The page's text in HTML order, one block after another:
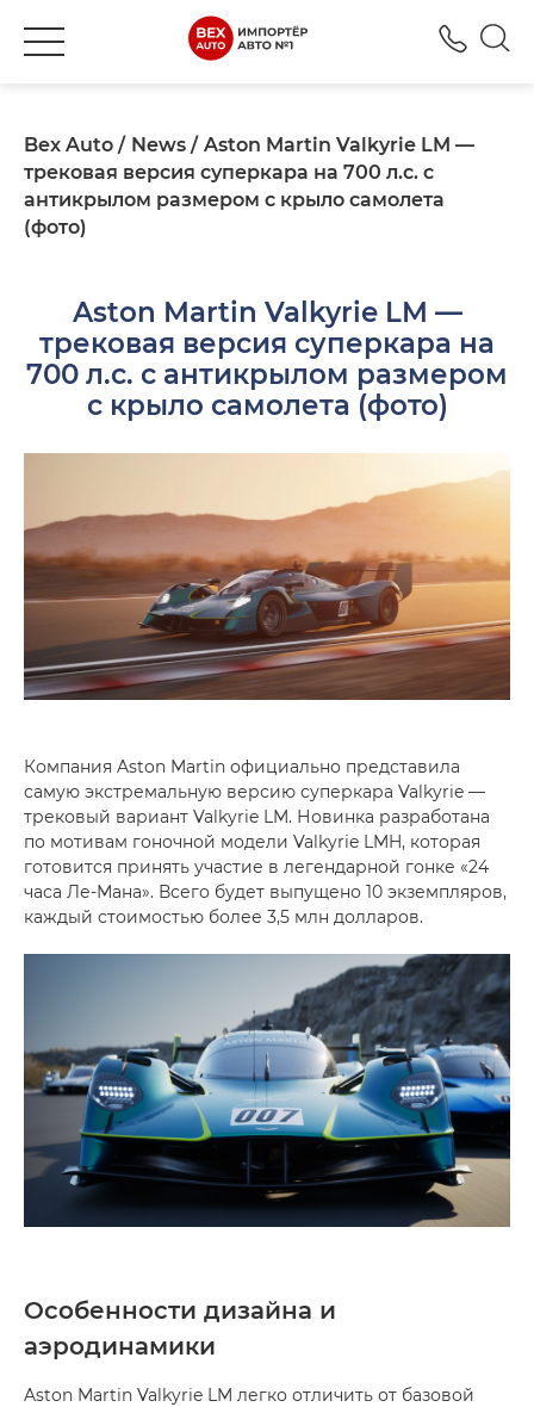
Bex Auto News
Aston Martin Valkyrie LM —
трековая версия суперкара на 700 л.с. с
антикрылом размером с крыло самолета
(фото)
Aston Martin Valkyrie LM —
трековая версия суперкара на
700 л.с. с антикрылом размером
с крыло самолета (фото)
Компания Aston Martin официально представила
самую экстремальную версию суперкара Valkyrie —
трековый вариант Valkyrie LM. Новинка разработана
по мотивам гоночной модели Valkyrie LMH, которая
готовится принять участие в легендарной гонке «24
часа Ле-Мана». Всего будет выпущено 10 экземпляров,
каждый стоимостью более 3,5 млн долларов.
Особенности дизайна и
аэродинамики
Aston Martin Valkyrie LM легко отличить от базовой